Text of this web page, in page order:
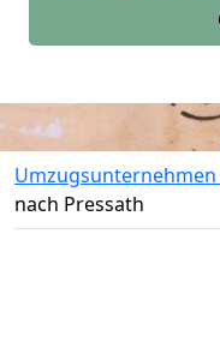
nach Pressath